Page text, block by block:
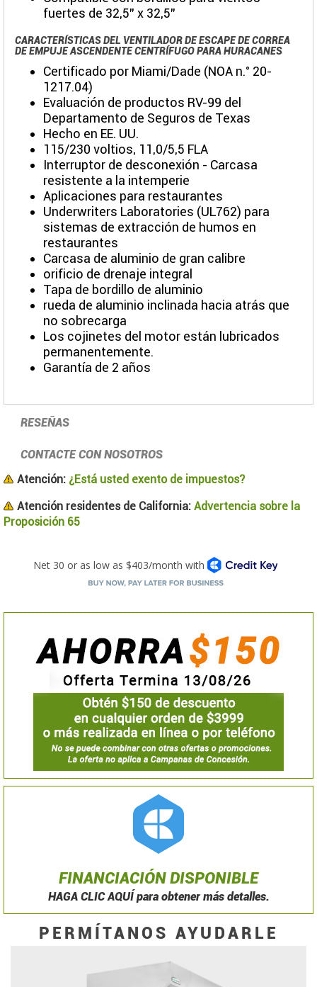
fuertes de 32,5" x 32,5"
CARACTERÍSTICAS DEL VENTILADOR DE ESCAPE DE CORREA
DE EMPUJE ASCENDENTE CENTRÍFUGO PARA HURACANES
Certificado por Miami/Dade (NOA n.° 20-
1217.04)
Evaluación de productos RV-99 del
Departamento de Seguros de Texas
Hecho en EE. UU.
115/230 voltios, 11,0/5,5 FLA
Interruptor de desconexión - Carcasa
resistente a la intemperie
Aplicaciones para restaurantes
Underwriters Laboratories (UL762) para
sistemas de extracción de humos en
restaurantes
Carcasa de aluminio de gran calibre
orificio de drenaje integral
Tapa de bordillo de aluminio
rueda de aluminio inclinada hacia atrás que
no sobrecarga
Los cojinetes del motor están lubricados
permanentemente.
Garantía de 2 años
RESEÑAS
CONTACTE CON NOSOTROS
Atención: ¿Está usted exento de impuestos?
Atención residentes de California: Advertencia sobre la
Proposición 65
FINANCIACIÓN DISPONIBLE
HAGA CLIC AQUÍ para obtener más detalles.
PERMÍTANOS AYUDARLE